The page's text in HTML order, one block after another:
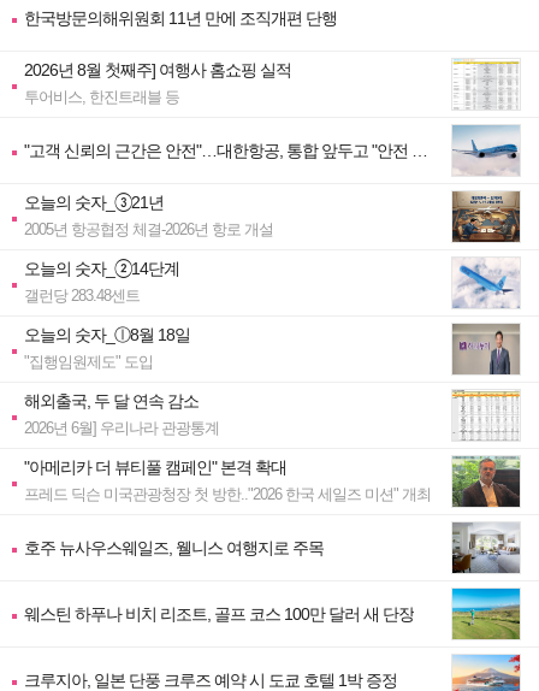
한국방문의해위원회 11년 만에 조직개편 단행
2026년 8월 첫째주] 여행사 홈쇼핑 실적
투어비스, 한진트래블 등
"고객 신뢰의 근간은 안전"…대한항공, 통합 앞두고 "안전 역
오늘의 숫자_③21년
2005년 항공협정 체결-2026년 항로 개설
오늘의 숫자_②14단계
갤런당 283.48센트
오늘의 숫자_ⓛ8월 18일
"집행임원제도" 도입
해외출국, 두 달 연속 감소
2026년 6월] 우리나라 관광통계
"아메리카 더 뷰티풀 캠페인" 본격 확대
프레드 딕슨 미국관광청장 첫 방한.."2026 한국 세일즈 미션" 개최
호주 뉴사우스웨일즈, 웰니스 여행지로 주목
웨스틴 하푸나 비치 리조트, 골프 코스 100만 달러 새 단장
크루지아, 일본 단풍 크루즈 예약 시 도쿄 호텔 1박 증정